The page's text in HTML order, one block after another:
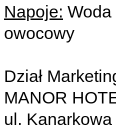
Napoje:
owocowy
Dział
MANOR
ul. Kanarkowa